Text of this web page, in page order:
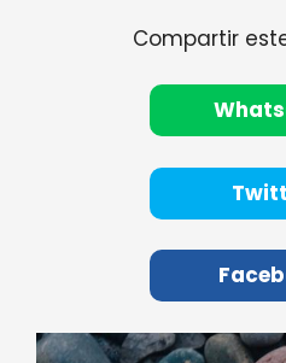
Compartir